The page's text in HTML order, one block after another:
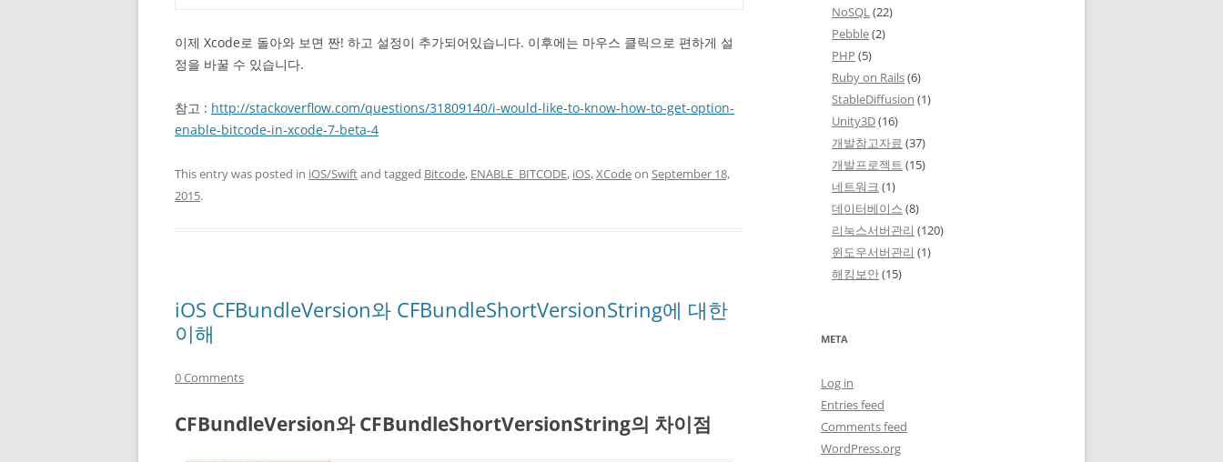
이제 Xcode로 돌아와 보면 짠! 하고 설정이 추가되어있습니다. 이후에는 마우스 클릭으로 편하게 설
정을 바꿀 수 있습니다.
참고 : http://stackoverflow.com/questions/31809140/i-would-like-to-know-how-to-get-option-
enable-bitcode-in-xcode-7-beta-4
This entry was posted in iOS/Swiftand tagged Bitcode, ENABLE_BITCODE, iOS,XCodeon September 18,
2015.
iOS CFBundleVersion와 CFBundleShortVersionString에 대한
이해
0 Comments
CFBundleVersion와 CFBundleShortVersionString의 차이점
NoSQL(22)
Pebble(2)
PHP (5)
Ruby on Rails(6)
StableDiffusion (1)
Unity3D(16)
개발참고자료 (37)
개발프로젝트 (15)
네트워크 (1)
데이터베이스 (8)
리눅스서버관리 (120)
윈도우서버관리 (1)
해킹보안(15)
META
Log in
Entries feed
Comments feed
WordPress.org